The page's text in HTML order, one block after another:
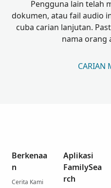
Pengguna lain telah
dokumen, atau fail audio
cuba carian lanjutan.
nama orang
CARIAN
Berkenaa
n
Cerita Kami
Aplikasi
FamilySea
rch